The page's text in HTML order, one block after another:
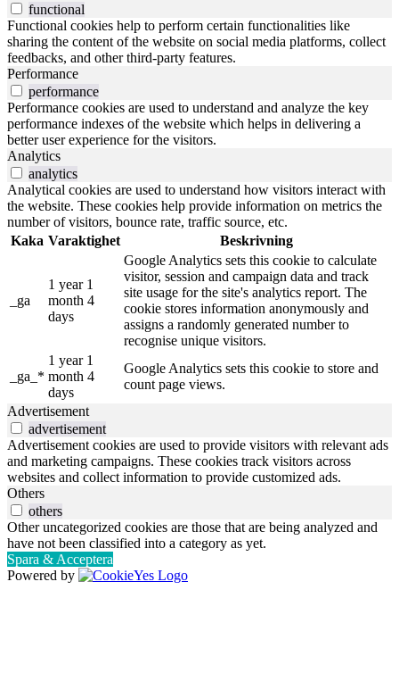
functional
Functional cookies help to perform certain functionalities like
sharing the content of the website on social media platforms, collect
feedbacks, and other third-party features.
Performance
performance
Performance cookies are used to understand and analyze the key
performance indexes of the website which helps in delivering a
better user experience for the visitors.
Analytics
analytics
Analytical cookies are used to understand how visitors interact with
the website. These cookies help provide information on metrics the
number of visitors, bounce rate, traffic source, etc.
Kaka Varaktighet Beskrivning
_ga
1 year 1
month 4
days
Google Analytics sets this cookie to calculate
visitor, session and campaign data and track
site usage for the site's analytics report. The
cookie stores information anonymously and
assigns a randomly generated number to
recognise unique visitors.
_ga_*
1 year 1
month 4
days
Google Analytics sets this cookie to store and
count page views.
Advertisement
advertisement
Advertisement cookies are used to provide visitors with relevant ads
and marketing campaigns. These cookies track visitors across
websites and collect information to provide customized ads.
Others
others
Other uncategorized cookies are those that are being analyzed and
have not been classified into a category as yet.
Spara & Acceptera
Powered by